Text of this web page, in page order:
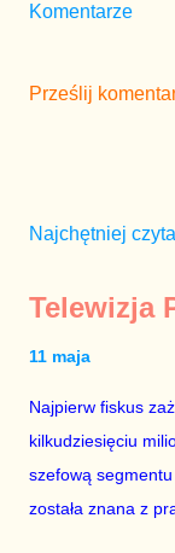
Komentarze
Prześlij
Najchętniej
Telewizja
11 maja
Najpierw fiskus
kilkudziesięciu
szefową
została znana z